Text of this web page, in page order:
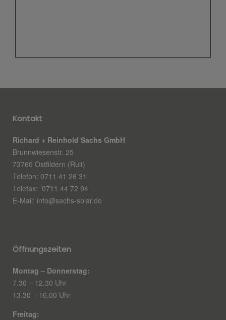
Kontakt
Richard + Reinhold Sachs GmbH
Brunnwiesenstr. 25
73760 Ostfildern (Ruit)
Telefon: 0711 41 26 31
Telefax: 0711 44 72 94
E-Mail: info@sachs-solar.de
Öffnungszeiten
Montag – Donnerstag:
7.30 – 12.30 Uhr
13.30 – 16.00 Uhr
Freitag: